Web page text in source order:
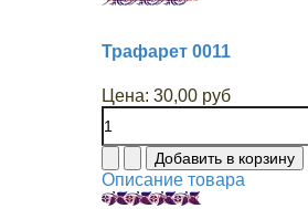
Трафарет 0011
Цена: 30,00 руб
Описание товара